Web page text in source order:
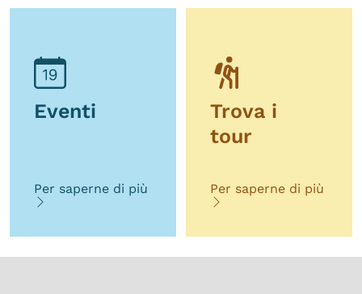
Eventi
Per saperne di più
Trova i
tour
Per saperne di più